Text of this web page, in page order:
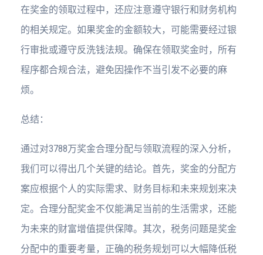
在奖金的领取过程中，还应注意遵守银行和财务机构
的相关规定。如果奖金的金额较大，可能需要经过银
行审批或遵守反洗钱法规。确保在领取奖金时，所有
程序都合规合法，避免因操作不当引发不必要的麻
烦。
总结：
通过对3788万奖金合理分配与领取流程的深入分析，
我们可以得出几个关键的结论。首先，奖金的分配方
案应根据个人的实际需求、财务目标和未来规划来决
定。合理分配奖金不仅能满足当前的生活需求，还能
为未来的财富增值提供保障。其次，税务问题是奖金
分配中的重要考量，正确的税务规划可以大幅降低税